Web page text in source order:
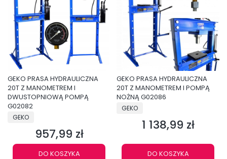
GEKO PRASA HYDRAULICZNA
20T Z MANOMETREM I
DWUSTOPNIOWĄ POMPĄ
G02082
PRODUCENT
GEKO
Cena
957,99 zł
DO KOSZYKA
GEKO PRASA HYDRAULICZNA
20T Z MANOMETREM I POMPĄ
NOŻNĄ G02086
PRODUCENT
GEKO
Cena
1 138,99 zł
DO KOSZYKA